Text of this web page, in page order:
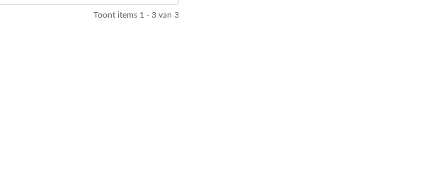
Toont items 1 - 3 van 3